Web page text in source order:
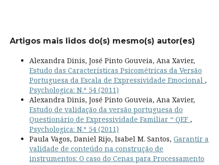
Artigos mais lidos do(s) mesmo(s) autor(es)
Alexandra Dinis, José Pinto Gouveia, Ana Xavier,
Estudo das Características Psicométricas da Versão
Portuguesa da Escala de Expressividade Emocional ,
Psychologica: N.º 54 (2011)
Alexandra Dinis, José Pinto Gouveia, Ana Xavier,
Estudo de validação da versão portuguesa do
Questionário de Expressividade Familiar “ QEF ,
Psychologica: N.º 54 (2011)
Paula Vagos, Daniel Rijo, Isabel M. Santos, Garantir a
validade de conteúdo na construção de
instrumentos: O caso do Cenas para Processamento